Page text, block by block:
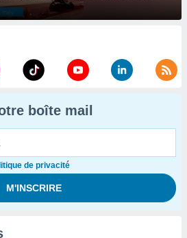
boîte mail
de privacité